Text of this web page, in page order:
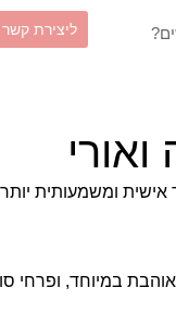
ליצירת
אישית ומשמעותית
במיוחד, ופרחי